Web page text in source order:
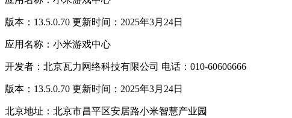
版本：13.5.0.70 更新时间：2025年3月24日
应用名称：小米游戏中心
开发者：北京瓦力网络科技有限公司 电话：010-60606666
版本：13.5.0.70 更新时间：2025年3月24日
北京地址：北京市昌平区安居路小米智慧产业园